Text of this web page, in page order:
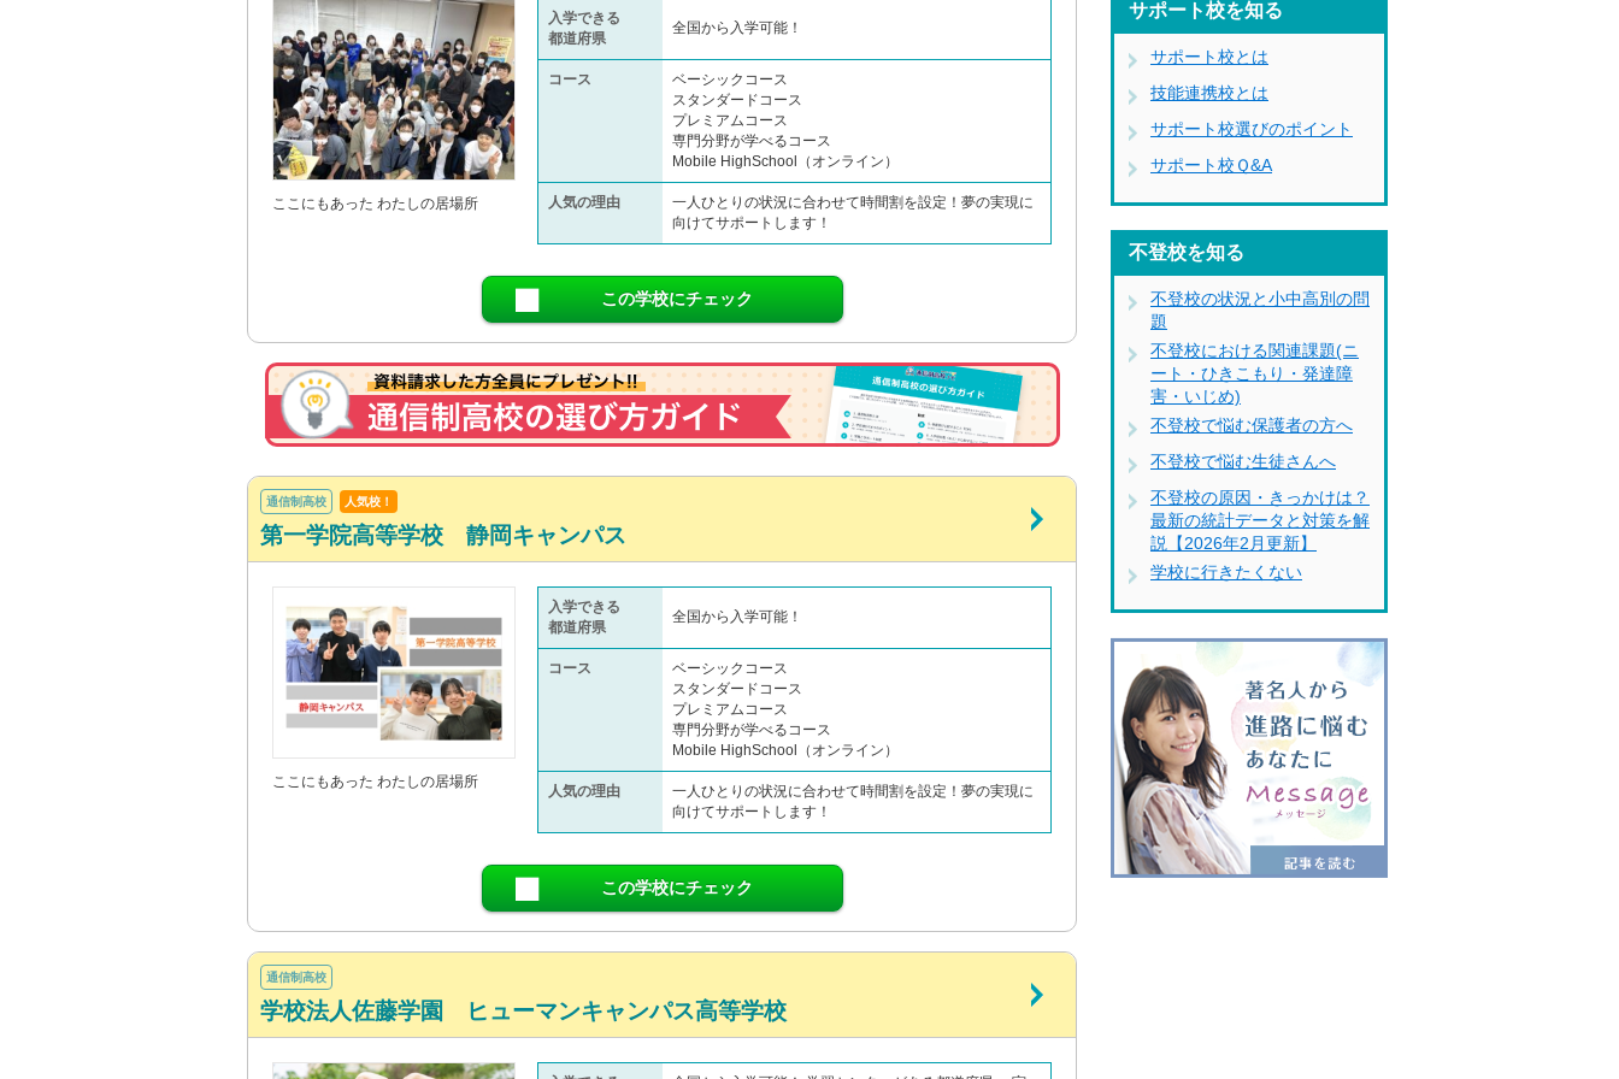
ここにもあった わたしの居場所
入学できる
都道府県
全国から入学可能！
コース
ベーシックコース
スタンダードコース
プレミアムコース
専門分野が学べるコース
Mobile HighSchool（オンライン）
人気の理由
一人ひとりの状況に合わせて時間割を設定！夢の実現に
向けてサポートします！
この学校にチェック
通信制高校 人気校！
第一学院高等学校 静岡キャンパス
ここにもあった わたしの居場所
入学できる
都道府県
全国から入学可能！
コース
ベーシックコース
スタンダードコース
プレミアムコース
専門分野が学べるコース
Mobile HighSchool（オンライン）
人気の理由
一人ひとりの状況に合わせて時間割を設定！夢の実現に
向けてサポートします！
この学校にチェック
通信制高校
学校法人佐藤学園 ヒューマンキャンパス高等学校
サポート校を知る
サポート校とは
技能連携校とは
サポート校選びのポイント
サポート校Ｑ&A
不登校を知る
不登校の状況と小中高別の問
題
不登校における関連課題(ニ
ート・ひきこもり・発達障
害・いじめ)
不登校で悩む保護者の方へ
不登校で悩む生徒さんへ
不登校の原因・きっかけは？
最新の統計データと対策を解
説【2026年2月更新】
学校に行きたくない